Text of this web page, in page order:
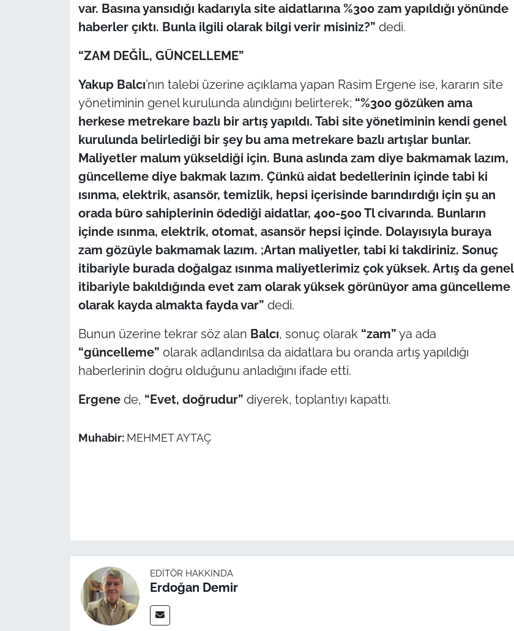
var. Basına yansıdığı kadarıyla site aidatlarına %300 zam yapıldığı yönünde
haberler çıktı. Bunla ilgili olarak bilgi verir misiniz?” dedi.
“ZAM DEĞİL, GÜNCELLEME”
Yakup Balcı’nın talebi üzerine açıklama yapan Rasim Ergene ise, kararın site
yönetiminin genel kurulunda alındığını belirterek; “%300 gözüken ama
herkese metrekare bazlı bir artış yapıldı. Tabi site yönetiminin kendi genel
kurulunda belirlediği bir şey bu ama metrekare bazlı artışlar bunlar.
Maliyetler malum yükseldiği için. Buna aslında zam diye bakmamak lazım,
güncelleme diye bakmak lazım. Çünkü aidat bedellerinin içinde tabi ki
ısınma, elektrik, asansör, temizlik, hepsi içerisinde barındırdığı için şu an
orada büro sahiplerinin ödediği aidatlar, 400-500 Tl civarında. Bunların
içinde ısınma, elektrik, otomat, asansör hepsi içinde. Dolayısıyla buraya
zam gözüyle bakmamak lazım. ;Artan maliyetler, tabi ki takdiriniz. Sonuç
itibariyle burada doğalgaz ısınma maliyetlerimiz çok yüksek. Artış da genel
itibariyle bakıldığında evet zam olarak yüksek görünüyor ama güncelleme
olarak kayda almakta fayda var” dedi.
Bunun üzerine tekrar söz alan Balcı, sonuç olarak “zam” ya ada
“güncelleme” olarak adlandırılsa da aidatlara bu oranda artış yapıldığı
haberlerinin doğru olduğunu anladığını ifade etti.
Ergenede, “Evet, doğrudur” diyerek, toplantıyı kapattı.
Muhabir: MEHMET AYTAÇ
EDITÖR HAKKINDA
Erdoğan Demir
İş Dünyası
Canlı Maç
Gündem-Eğitim